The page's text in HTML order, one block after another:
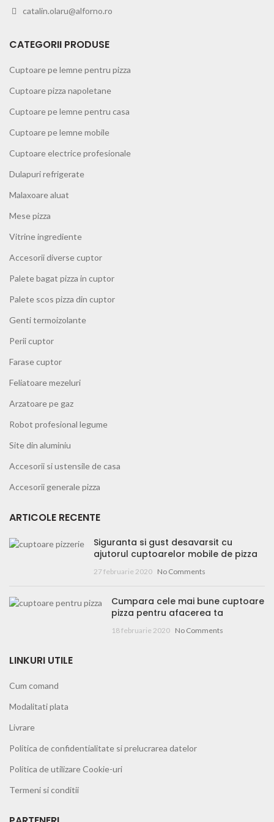
catalin.olaru@alforno.ro
CATEGORII PRODUSE
Cuptoare pe lemne pentru pizza
Cuptoare pizza napoletane
Cuptoare pe lemne pentru casa
Cuptoare pe lemne mobile
Cuptoare electrice profesionale
Dulapuri refrigerate
Malaxoare aluat
Mese pizza
Vitrine ingrediente
Accesorii diverse cuptor
Palete bagat pizza in cuptor
Palete scos pizza din cuptor
Genti termoizolante
Perii cuptor
Farase cuptor
Feliatoare mezeluri
Arzatoare pe gaz
Robot profesional legume
Site din aluminiu
Accesorii si ustensile de casa
Accesorii generale pizza
ARTICOLE RECENTE
Siguranta si gust desavarsit cu
ajutorul cuptoarelor mobile de pizza
27 februarie 2020 No Comments
Cumpara cele mai bune cuptoare
pizza pentru afacerea ta
18 februarie 2020 No Comments
LINKURI UTILE
Cum comand
Modalitati plata
Livrare
Politica de confidentialitate si prelucrarea datelor
Politica de utilizare Cookie-uri
Termeni si conditii